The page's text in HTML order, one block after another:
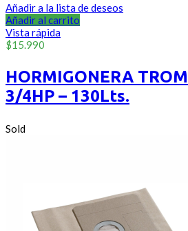
Añadir a la lista de deseos
Añadir al carrito
Vista rápida
$15.990
HORMIGONERA
3/4HP – 130Lts.
Sold